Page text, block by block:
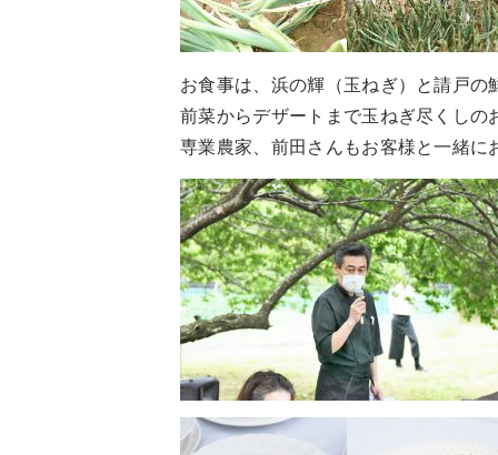
お食事は、浜の輝（玉ねぎ）と請戸
前菜からデザートまで玉ねぎ尽くし
専業農家、前田さんもお客様と一緒